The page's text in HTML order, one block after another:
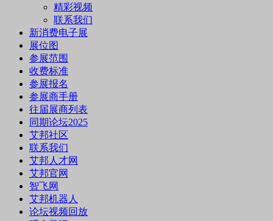
精彩视频
联系我们
新消费电子展
展位图
参展范围
收费标准
参展报名
参展商手册
往届展商列表
同期论坛2025
艾邦社区
联系我们
艾邦人才网
艾邦官网
智飞网
艾邦机器人
论坛视频回放